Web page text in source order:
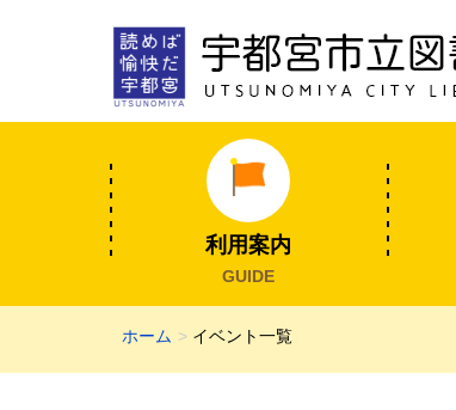
利用案内
GUIDE
ホーム イベント一覧